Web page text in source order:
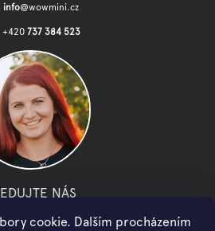
cookie. Dalším procházením
info@wowmini.cz
+420 737 384 523
NÁS